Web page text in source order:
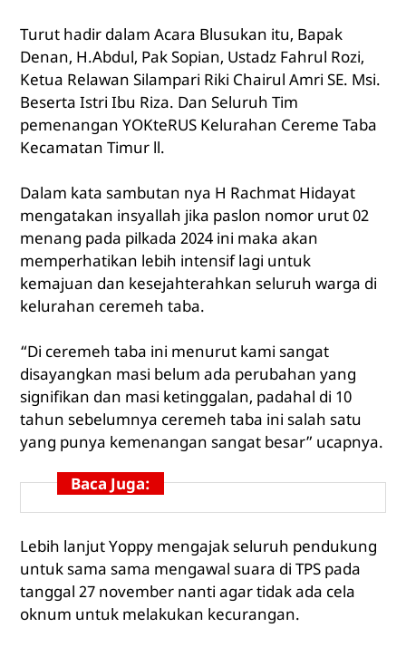
Turut hadir dalam Acara Blusukan itu, Bapak
Denan, H.Abdul, Pak Sopian, Ustadz Fahrul Rozi,
Ketua Relawan Silampari Riki Chairul Amri SE. Msi.
Beserta Istri Ibu Riza. Dan Seluruh Tim
pemenangan YOKteRUS Kelurahan Cereme Taba
Kecamatan Timur ll.
Dalam kata sambutan nya H Rachmat Hidayat
mengatakan insyallah jika paslon nomor urut 02
menang pada pilkada 2024 ini maka akan
memperhatikan lebih intensif lagi untuk
kemajuan dan kesejahterahkan seluruh warga di
kelurahan ceremeh taba.
“Di ceremeh taba ini menurut kami sangat
disayangkan masi belum ada perubahan yang
signifikan dan masi ketinggalan, padahal di 10
tahun sebelumnya ceremeh taba ini salah satu
yang punya kemenangan sangat besar” ucapnya.
Baca Juga:
Lebih lanjut Yoppy mengajak seluruh pendukung
untuk sama sama mengawal suara di TPS pada
tanggal 27 november nanti agar tidak ada cela
oknum untuk melakukan kecurangan.